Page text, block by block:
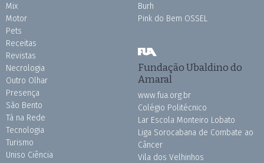
Mix
Motor
Pets
Receitas
Revistas
Necrologia
Outro Olhar
Presença
São Bento
Tá na Rede
Tecnologia
Turismo
Uniso Ciência
Burh
Pink do Bem OSSEL
Fundação Ubaldino do
Amaral
www.fua.org.br
Colégio Politécnico
Lar Escola Monteiro Lobato
Liga Sorocabana de Combate ao
Câncer
Vila dos Velhinhos